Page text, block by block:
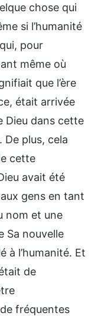
chose qui
si l’humanité
pour
même où
que l’ère
était arrivée
Dieu dans cette
plus, cela
cette
avait été
gens en tant
nom et une
Sa nouvelle
l’humanité. Et
de
fréquentes